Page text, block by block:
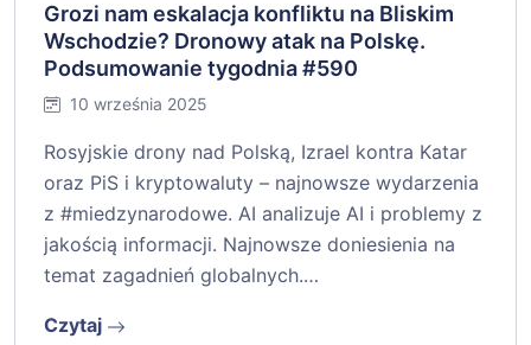
Grozi nam eskalacja konfliktu na Bliskim
Wschodzie? Dronowy atak na Polskę.
Podsumowanie tygodnia #590
10 września 2025
Rosyjskie drony nad Polską, Izrael kontra Katar
oraz PiS i kryptowaluty – najnowsze wydarzenia
z #miedzynarodowe. AI analizuje AI i problemy z
jakością informacji. Najnowsze doniesienia na
temat zagadnień globalnych.…
Czytaj